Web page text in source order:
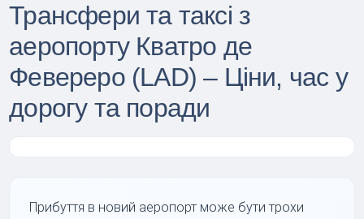
Трансфери та таксі з
аеропорту Кватро де
Февереро (LAD) – Ціни, час у
дорогу та поради
Прибуття в новий аеропорт може бути трохи